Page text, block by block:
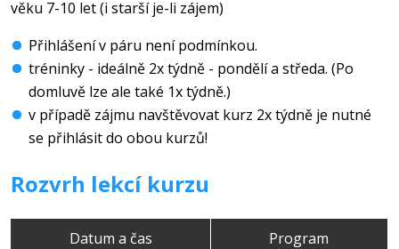
věku 7-10 let (i starší je-li zájem)
Přihlášení v páru není podmínkou.
tréninky - ideálně 2x týdně - pondělí a středa. (Po
domluvě lze ale také 1x týdně.)
v případě zájmu navštěvovat kurz 2x týdně je nutné
se přihlásit do obou kurzů!
Rozvrh lekcí kurzu
Datum a čas
Program